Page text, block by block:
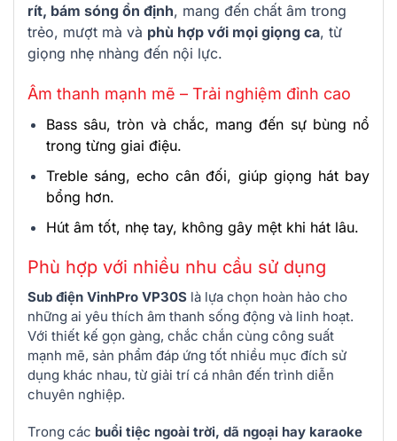
rít, bám sóng ổn định, mang đến chất âm trong
trẻo, mượt mà và phù hợp với mọi giọng ca, từ
giọng nhẹ nhàng đến nội lực.
Âm thanh mạnh mẽ – Trải nghiệm đỉnh cao
Bass sâu, tròn và chắc, mang đến sự bùng nổ
trong từng giai điệu.
Treble sáng, echo cân đối, giúp giọng hát bay
bổng hơn.
Hút âm tốt, nhẹ tay, không gây mệt khi hát lâu.
Phù hợp với nhiều nhu cầu sử dụng
Sub điện VinhPro VP30S là lựa chọn hoàn hảo cho
những ai yêu thích âm thanh sống động và linh hoạt.
Với thiết kế gọn gàng, chắc chắn cùng công suất
mạnh mẽ, sản phẩm đáp ứng tốt nhiều mục đích sử
dụng khác nhau, từ giải trí cá nhân đến trình diễn
chuyên nghiệp.
Trong các buổi tiệc ngoài trời, dã ngoại hay karaoke